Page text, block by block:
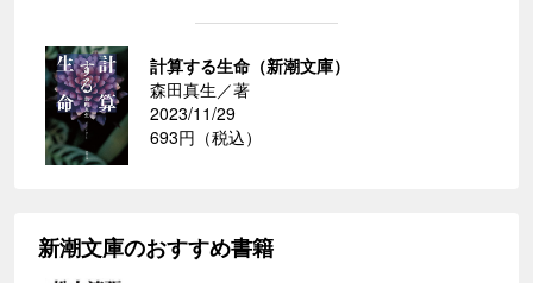
計算する生命（新潮文庫）
森田真生／著
2023/11/29
693円（税込）
新潮文庫のおすすめ書籍